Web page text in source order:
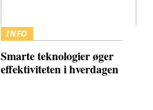
INFO
Smarte teknologier øger
effektiviteten i hverdagen